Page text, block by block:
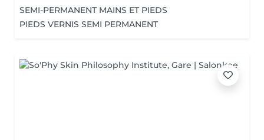
SEMI-PERMANENT MAINS ET PIEDS
PIEDS VERNIS SEMI PERMANENT